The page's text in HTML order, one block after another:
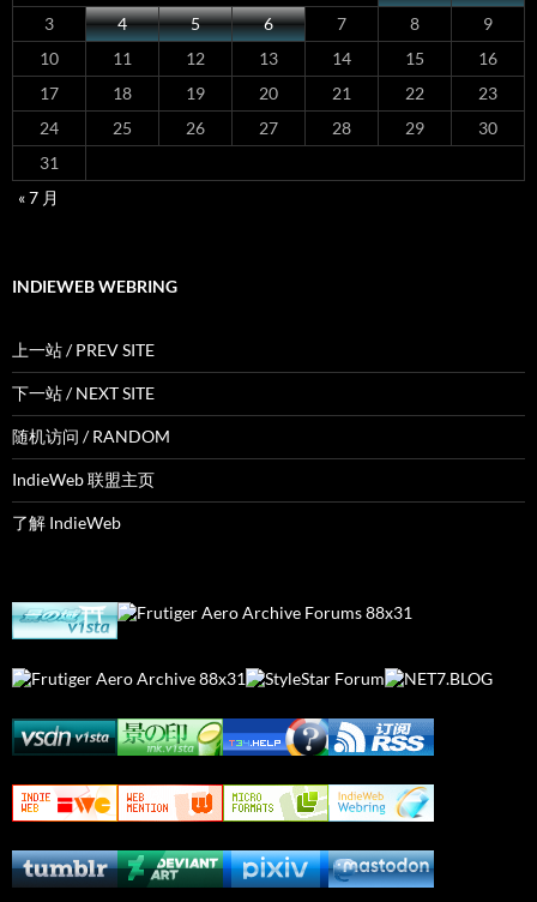
3
4 5 6 7 8
9
10
11 12 13 14 15
16
17
18 19 20 21 22
23
24
25 26 27 28 29
30
31
« 7 月
INDIEWEB WEBRING
上一站 / PREV SITE
下一站 / NEXT SITE
随机访问 / RANDOM
IndieWeb 联盟主页
了解 IndieWeb